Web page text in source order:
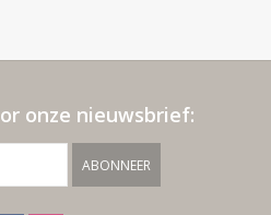
onze nieuwsbrief:
ABONNEER